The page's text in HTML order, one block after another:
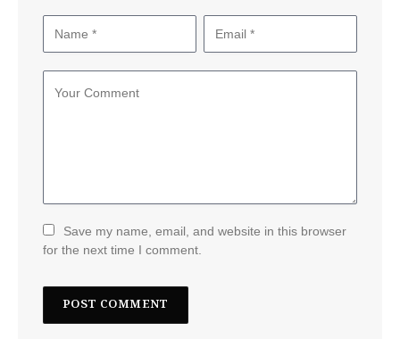
Save my name, email, and website in this browser
for the next time I comment.